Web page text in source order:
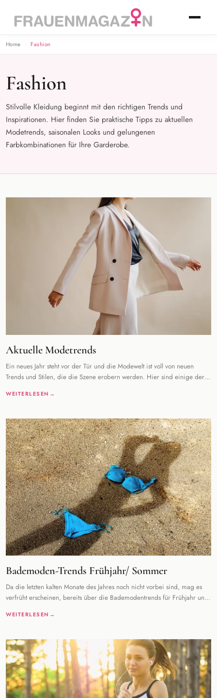
Home Fashion
Fashion
Stilvolle Kleidung beginnt mit den richtigen Trends und
Inspirationen. Hier finden Sie praktische Tipps zu aktuellen
Modetrends, saisonalen Looks und gelungenen
Farbkombinationen für Ihre Garderobe.
Aktuelle Modetrends
Ein neues Jahr steht vor der Tür und die Modewelt ist voll von neuen
Trends und Stilen, die die Szene erobern werden. Hier sind einige der
WEITERLESEN
Bademoden-Trends Frühjahr/ Sommer
Da die letzten kalten Monate des Jahres noch nicht vorbei sind, mag es
verfrüht erscheinen, bereits über die Bademodentrends für Frühjahr und
WEITERLESEN